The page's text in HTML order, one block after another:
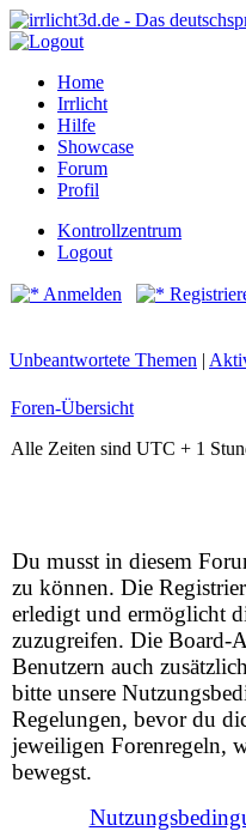
Home
Irrlicht
Hilfe
Showcase
Forum
Profil
Kontrollzentrum
Logout
Anmelden
Unbeantwortete Themen |
Foren-Übersicht
Alle Zeiten sind UTC + 1
Du musst in diesem
zu können. Die
erledigt und ermöglicht
zuzugreifen. Die Board-
Benutzern auch
bitte unsere
Regelungen, bevor du
jeweiligen Forenregeln,
bewegst.